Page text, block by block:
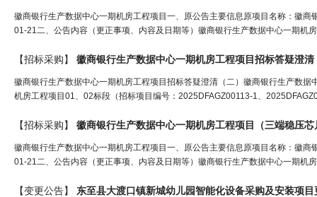
徽商银行生产数据中心一期机房工程项目一、原公告主要信息原项目名称：徽
01-21二、公告内容（更正事项、内容及日期等）徽商银行生产数据中心一期机
【招标采购】 徽商银行生产数据中心一期机房工程项目招标答疑澄清
徽商银行生产数据中心一期机房工程项目招标答疑澄清（二）徽商银行生产数
机房工程项目01、02标段（招标项目编号：2025DFAGZ00113-1、
【招标采购】 徽商银行生产数据中心一期机房工程项目（三端稳压芯
徽商银行生产数据中心一期机房工程项目一、原公告主要信息原项目名称：徽
01-21二、公告内容（更正事项、内容及日期等）徽商银行生产数据中心一期机
【变更公告】 东至县大渡口镇新城幼儿园智能化设备采购及安装项